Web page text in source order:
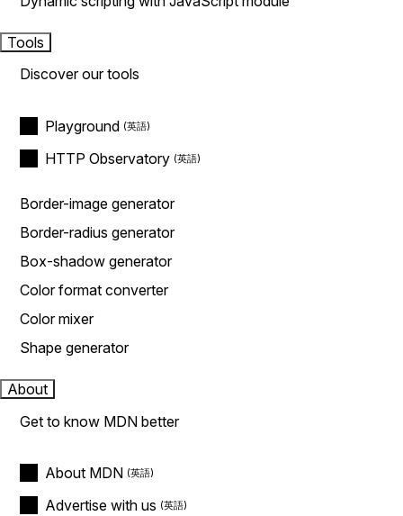
Tools
Discover our tools
Playground
HTTP Observatory
Border-image generator
Border-radius generator
Box-shadow generator
Color format converter
Color mixer
Shape generator
About
Get to know MDN better
About MDN
Advertise with us